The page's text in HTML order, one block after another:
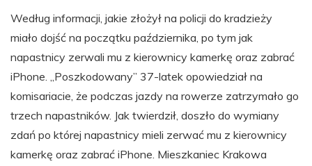
Według informacji, jakie złożył na policji do kradzieży
miało dojść na początku października, po tym jak
napastnicy zerwali mu z kierownicy kamerkę oraz zabrać
iPhone. „Poszkodowany” 37-latek opowiedział na
komisariacie, że podczas jazdy na rowerze zatrzymało go
trzech napastników. Jak twierdził, doszło do wymiany
zdań po której napastnicy mieli zerwać mu z kierownicy
kamerkę oraz zabrać iPhone. Mieszkaniec Krakowa